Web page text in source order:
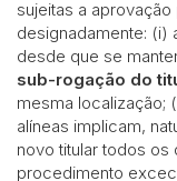
sujeitas a
designadamente: (i)
desde que se
sub-rogação do
mesma localização;
alíneas implicam,
novo titular todos
procedimento